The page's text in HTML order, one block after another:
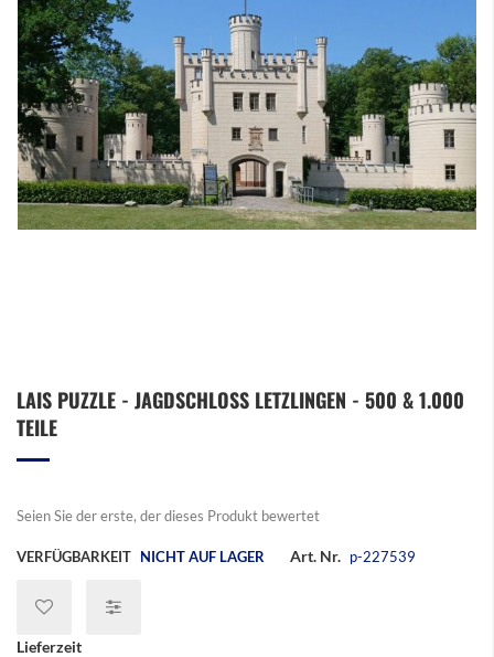
Anfang
der
LAIS PUZZLE - JAGDSCHLOSS LETZLINGEN - 500 & 1.000
TEILE
Seien Sie der erste, der dieses Produkt bewertet
VERFÜGBARKEIT NICHT AUF LAGER Art. Nr. p-227539
Lieferzeit